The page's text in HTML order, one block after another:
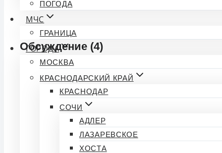
ПОГОДА
МЧС
ГРАНИЦА
ГОРОДА
МОСКВА
КРАСНОДАРСКИЙ КРАЙ
КРАСНОДАР
СОЧИ
АДЛЕР
ЛАЗАРЕВСКОЕ
ХОСТА
Обсуждение (4)
Елена
Очень печально слышать про наших молодых